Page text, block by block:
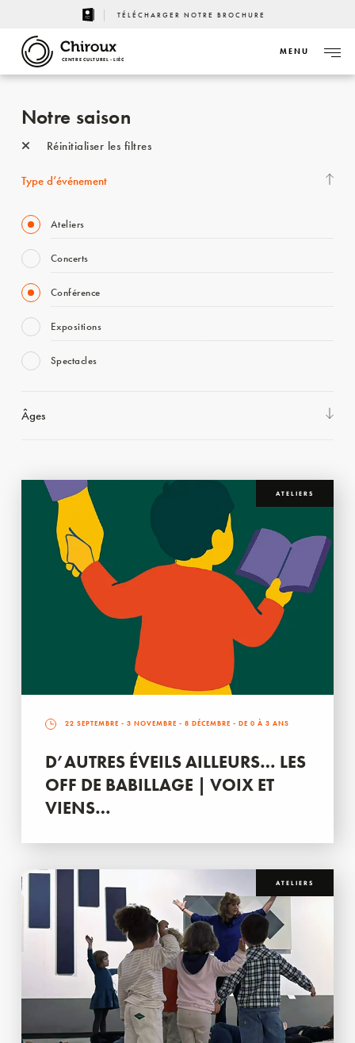
TÉLÉCHARGER NOTRE BROCHURE
CENTRE CULTUREL - LIÈGE
MENU
Notre saison
Réinitialiser les filtres
Type d’événement
Ateliers
Concerts
Conférence
Expositions
Spectacles
Âges
ATELIERS
22 SEPTEMBRE - 3 NOVEMBRE - 8 DÉCEMBRE - DE 0 À 3 ANS
D’AUTRES ÉVEILS AILLEURS… LES
OFF DE BABILLAGE | VOIX ET
VIENS…
ATELIERS